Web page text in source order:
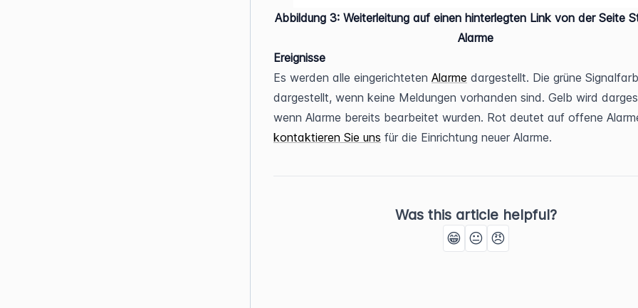
Abbildung 3: Weiterleitung auf einen hinterlegten Link von der Seite
Alarme
Ereignisse
Es werden alle eingerichteten Alarme dargestellt. Die grüne
dargestellt, wenn keine Meldungen vorhanden sind. Gelb wird
kontaktieren Sie uns für die Einrichtung neuer Alarme.
Was this article helpful?
😁 😐 😠